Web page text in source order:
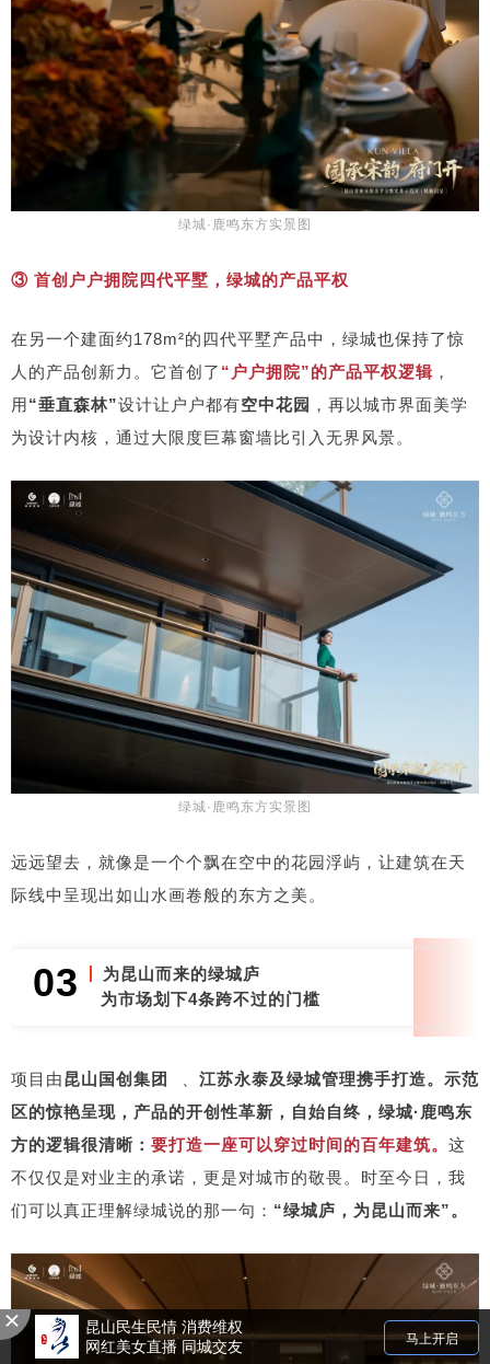
绿城·鹿鸣东方实景图
③ 首创户户拥院四代平墅，绿城的产品平权
在另一个建面约178m²的四代平墅产品中，绿城也保持了惊
人的产品创新力。它首创了 “户户拥院”的产品平权逻辑 ，
用 “垂直森林”设计让户户都有空中花园 ，再以城市界面美学
为设计内核，通过大限度巨幕窗墙比引入无界风景。
绿城·鹿鸣东方实景图
远远望去，就像是一个个飘在空中的花园浮屿，让建筑在天
际线中呈现出如山水画卷般的东方之美。
03
为昆山而来的绿城庐
为市场划下4条跨不过的门槛
项目由昆山 国创集团 江苏永泰及绿城管理携手打造。示范
区的惊艳呈现，产品的开创性革新，自始自终，绿城·鹿鸣东
方的逻辑很清晰： 要打造一座可以穿过时间的百年建筑。 这
不仅仅是对业主的承诺，更是对城市的敬畏。时至今日，我
们可以真正理解绿城说的那一句： “绿城庐，为昆山而来”。
昆山民生民情 消费维权
网红美女直播 同城交友
马上开启